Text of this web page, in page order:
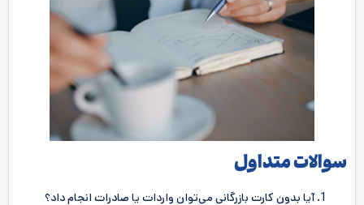
سوالات متداول
آیا بدون کارت بازرگانی می‌توان واردات یا صادرات انجام داد؟